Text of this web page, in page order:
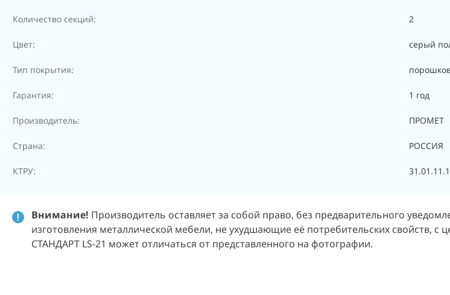
Количество секций: 2
Цвет: серый
Тип покрытия:
Гарантия: 1 год
Производитель: ПРОМЕТ
Страна: РОССИЯ
КТРУ:
Внимание! Производитель оставляет за собой право, без предварительного
изготовления металлической мебели, не ухудшающие её потребительских свойств,
СТАНДАРТ LS-21 может отличаться от представленного на фотографии.